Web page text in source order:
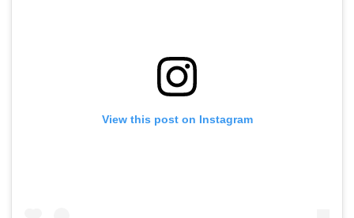
View this post on Instagram